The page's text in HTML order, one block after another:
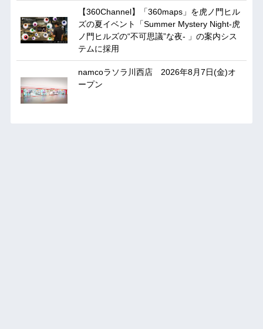
【360Channel】「360maps」を虎ノ門ヒル
ズの夏イベント「Summer Mystery Night-虎
ノ門ヒルズの“不可思議”な夜- 」の案内シス
テムに採用
namcoラソラ川西店 2026年8月7日(金)オ
ープン